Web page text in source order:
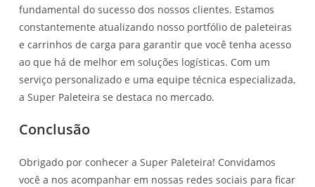
fundamental do sucesso dos nossos clientes. Estamos
constantemente atualizando nosso portfólio de paleteiras
e carrinhos de carga para garantir que você tenha acesso
ao que há de melhor em soluções logísticas. Com um
serviço personalizado e uma equipe técnica especializada,
a Super Paleteira se destaca no mercado.
Conclusão
Obrigado por conhecer a Super Paleteira! Convidamos
você a nos acompanhar em nossas redes sociais para ficar